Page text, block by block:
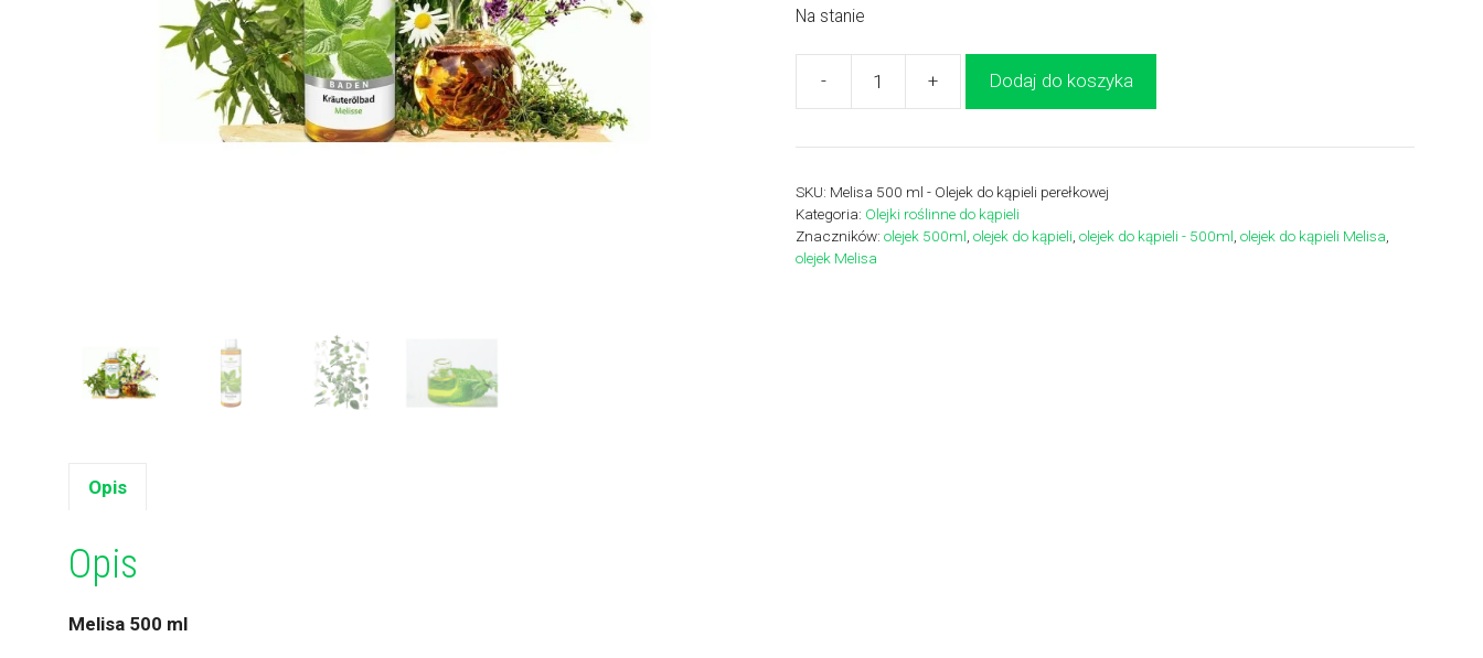
Na stanie
-
500
-
Olejek
do
+ Dodaj do koszyka
SKU: Melisa 500 ml - Olejek do kąpieli perełkowej
Kategoria: Olejki roślinne do kąpieli
Znaczników: olejek 500ml olejek do kąpieli olejek do kąpieli - 500ml olejek do kąpieli Melisa
olejek Melisa
Opis
Opis
Melisa 500 ml